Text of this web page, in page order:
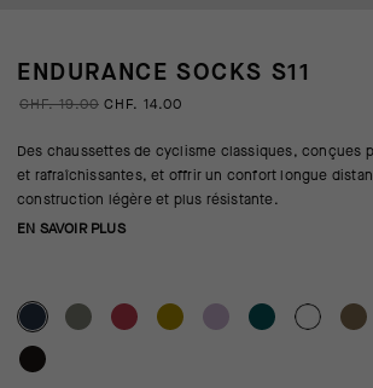
ENDURANCE SOCKS S11
CHF. 19.00 CHF. 14.00
Des chaussettes de cyclisme classiques, conçues
et rafraîchissantes, et offrir un confort longue
construction légère et plus résistante.
EN SAVOIR PLUS